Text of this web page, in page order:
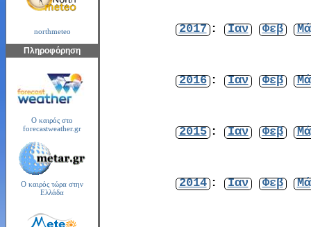
northmeteo
Πληροφόρηση
Ο καιρός στο
forecastweather.gr
Ο καιρός τώρα στην
Ελλάδα
2017 : Ιαν Φεβ
2016 : Ιαν Φεβ
2015 : Ιαν Φεβ
2014 : Ιαν Φεβ